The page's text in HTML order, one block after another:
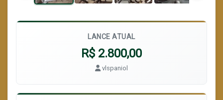
LANCE ATUAL
R$ 2.800,00
vlspaniol